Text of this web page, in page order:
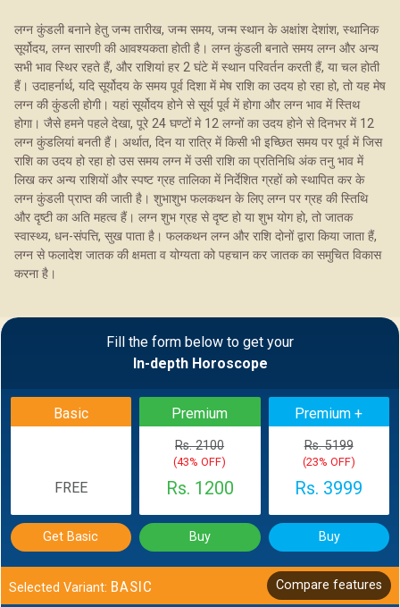
लग्न कुंडली बनाने हेतु जन्म तारीख, जन्म समय, जन्म स्थान के अक्षांश देशांश, स्थानिक
सूर्योदय, लग्न सारणी की आवश्यकता होती है। लग्न कुंडली बनाते समय लग्न और अन्य
सभी भाव स्थिर रहते हैं, और राशियां हर 2 घंटे में स्थान परिवर्तन करती हैं, या चल होती
हैं। उदाहर्नार्थ, यदि सूर्योदय के समय पूर्व दिशा में मेष राशि का उदय हो रहा हो, तो यह मेष
लग्न की कुंडली होगी। यहां सूर्योदय होने से सूर्य पूर्व में होगा और लग्न भाव में स्तिथ
होगा। जैसे हमने पहले देखा, पूरे 24 घण्टों मे 12 लग्नों का उदय होने से दिनभर में 12
लग्न कुंडलियां बनती हैं। अर्थात, दिन या रात्रि में किसी भी इच्छित समय पर पूर्व में जिस
राशि का उदय हो रहा हो उस समय लग्न में उसी राशि का प्रतिनिधि अंक तनु भाव में
लिख कर अन्य राशियों और स्पष्ट ग्रह तालिका में निर्देशित ग्रहों को स्थापित कर के
लग्न कुंडली प्राप्त की जाती है। शुभाशुभ फलकथन के लिए लग्न पर ग्रह की स्तिथि
और दृष्टी का अति महत्व हैं। लग्न शुभ ग्रह से दृष्ट हो या शुभ योग हो, तो जातक
स्वास्थ्य, धन-संपत्ति, सुख पाता है। फलकथन लग्न और राशि दोनों द्वारा किया जाता हैं,
लग्न से फलादेश जातक की क्षमता व योग्यता को पहचान कर जातक का समुचित विकास
करना है।
Fill the form below to get your
In-depth Horoscope
Basic
FREE
Premium
Rs. 2100
(43% OFF)
Rs. 1200
Premium +
Rs. 5199
(23% OFF)
Rs. 3999
Get Basic Buy Buy
Selected Variant: BASIC Compare features